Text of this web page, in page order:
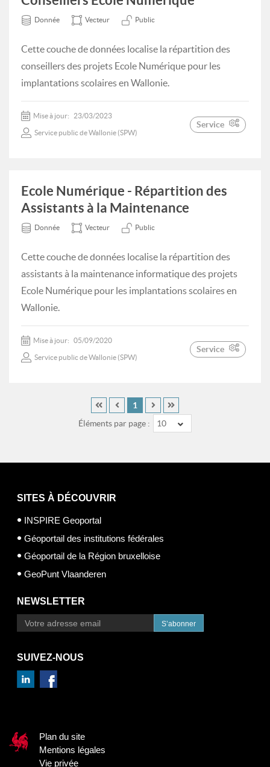
Donnée Vecteur Public
Cette couche de données localise la répartition des
conseillers des projets Ecole Numérique pour les
implantations scolaires en Wallonie.
Mise à jour: 23/03/2023
Service public de Wallonie (SPW)
Service
Ecole Numérique - Répartition des
Assistants à la Maintenance
Donnée Vecteur Public
Cette couche de données localise la répartition des
assistants à la maintenance informatique des projets
Ecole Numérique pour les implantations scolaires en
Wallonie.
Mise à jour: 05/09/2020
Service public de Wallonie (SPW)
Service
Éléments par page : 10
1
SITES À DÉCOUVRIR
INSPIRE Geoportal
Géoportail des institutions fédérales
Géoportail de la Région bruxelloise
GeoPunt Vlaanderen
NEWSLETTER
S’abonner
SUIVEZ-NOUS
Plan du site
Mentions légales
Vie privée